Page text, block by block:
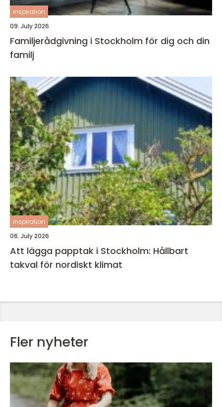
inspiration
09. July 2026
Familjerådgivning i Stockholm för dig och din
familj
inspiration
06. July 2026
Att lägga papptak i Stockholm: Hållbart
takval för nordiskt klimat
Fler nyheter